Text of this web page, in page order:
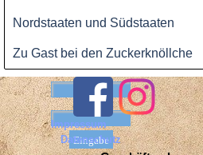
Nordstaaten und Südstaaten
Zu Gast bei den Zuckerknöllche
Benutzername:
Passwort:
Impressum
Datenschutz